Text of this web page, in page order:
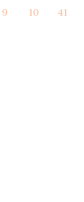
9 10 41